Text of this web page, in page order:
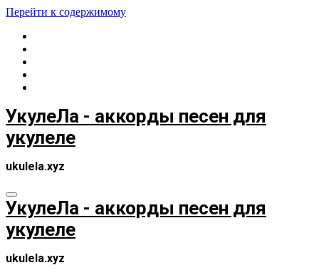
Перейти к содержимому
УкулеЛа - аккорды песен для
укулеле
ukulela.xyz
УкулеЛа - аккорды песен для
укулеле
ukulela.xyz